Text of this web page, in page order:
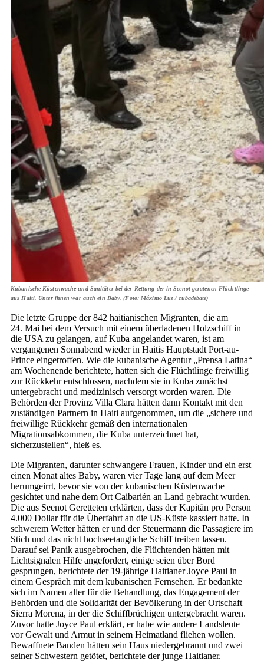
Kubanische Küstenwache und Sanitäter bei der Rettung der in Seenot geratenen Flüchtlinge
aus Haiti. Unter ihnen war auch ein Baby. (Foto: Máximo Luz / cubadebate)
Die letzte Gruppe der 842 haitianischen Migranten, die am
24. Mai bei dem Versuch mit einem überladenen Holzschiff in
die USA zu gelangen, auf Kuba angelandet waren, ist am
vergangenen Sonnabend wieder in Haitis Hauptstadt Port-au-
Prince eingetroffen. Wie die kubanische Agentur „Prensa Latina“
am Wochenende berichtete, hatten sich die Flüchtlinge freiwillig
zur Rückkehr entschlossen, nachdem sie in Kuba zunächst
untergebracht und medizinisch versorgt worden waren. Die
Behörden der Provinz Villa Clara hätten dann Kontakt mit den
zuständigen Partnern in Haiti aufgenommen, um die „sichere und
freiwillige Rückkehr gemäß den internationalen
Migrationsabkommen, die Kuba unterzeichnet hat,
sicherzustellen“, hieß es.
Die Migranten, darunter schwangere Frauen, Kinder und ein erst
einen Monat altes Baby, waren vier Tage lang auf dem Meer
herumgeirrt, bevor sie von der kubanischen Küstenwache
gesichtet und nahe dem Ort Caibarién an Land gebracht wurden.
Die aus Seenot Geretteten erklärten, dass der Kapitän pro Person
4.000 Dollar für die Überfahrt an die US-Küste kassiert hatte. In
schwerem Wetter hätten er und der Steuermann die Passagiere im
Stich und das nicht hochseetaugliche Schiff treiben lassen.
Darauf sei Panik ausgebrochen, die Flüchtenden hätten mit
Lichtsignalen Hilfe angefordert, einige seien über Bord
gesprungen, berichtete der 19-jährige Haitianer Joyce Paul in
einem Gespräch mit dem kubanischen Fernsehen. Er bedankte
sich im Namen aller für die Behandlung, das Engagement der
Behörden und die Solidarität der Bevölkerung in der Ortschaft
Sierra Morena, in der die Schiffbrüchigen untergebracht waren.
Zuvor hatte Joyce Paul erklärt, er habe wie andere Landsleute
vor Gewalt und Armut in seinem Heimatland fliehen wollen.
Bewaffnete Banden hätten sein Haus niedergebrannt und zwei
seiner Schwestern getötet, berichtete der junge Haitianer.